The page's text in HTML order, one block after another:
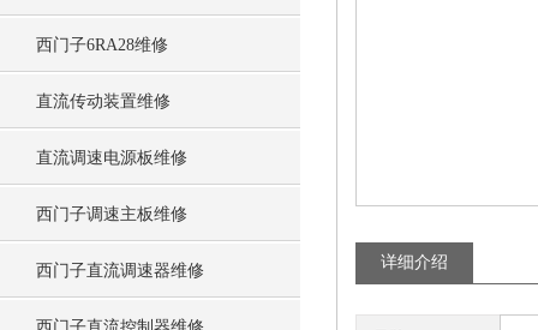
西门子6RA28维修
直流传动装置维修
直流调速电源板维修
西门子调速主板维修
西门子直流调速器维修 详细介绍